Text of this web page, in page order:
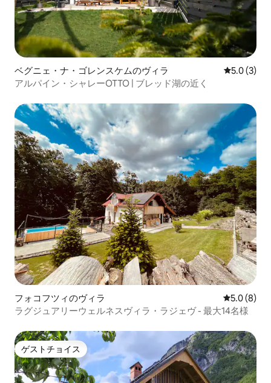
ベグニェ・ナ・ゴレンスケムのヴィラ レビュー3
5.0 (3)
アルパイン・シャレーOTTO | ブレッド湖の近く
フォコフツィのヴィラ レビュー8
5.0 (8)
ラグジュアリーウェルネスヴィラ・ラジェヴ - 最大14名様
ゲストチョイス
ゲストチョイス